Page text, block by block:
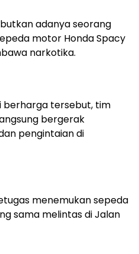
adanya seorang
motor Honda Spacy
narkotika.
berharga tersebut, tim
bergerak
pengintaian di
menemukan sepeda
sama melintas di Jalan